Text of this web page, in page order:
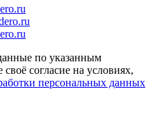
по указанным
согласие на условиях,
персональных данных